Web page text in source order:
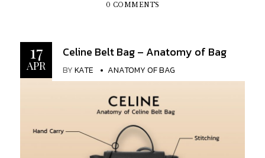
0 COMMENTS
17
APR
Celine Belt Bag – Anatomy of Bag
BYKATE ANATOMY OF BAG